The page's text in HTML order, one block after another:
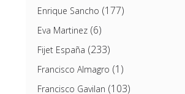
Enrique Sancho (177)
Eva Martinez(6)
Fijet España (233)
Francisco Almagro (1)
Francisco Gavilan (103)